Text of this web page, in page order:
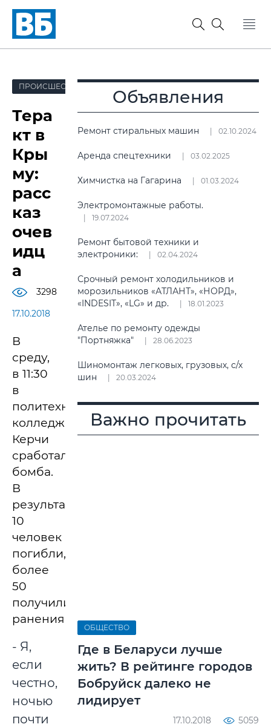
ПРОИСШЕСТВИЯ
Тера
кт в
Кры
му:
расс
каз
очев
идц
а
3298
17.10.2018
В
среду,
в 11:30
в
политехническом
колледже
Керчи
сработала
бомба.
В
результате
10
человек
погибли,
более
50
получили
ранения.
- Я,
если
честно,
ночью
почти
Объявления
Ремонт стиральных машин 02.10.2024
Аренда спецтехники 03.02.2025
Химчистка на Гагарина 01.03.2024
Электромонтажные работы.
19.07.2024
Ремонт бытовой техники и
электроники:
02.04.2024
Срочный ремонт холодильников и
морозильников «АТЛАНТ», «НОРД»,
«INDESIT», «LG» и др.
18.01.2023
Ателье по ремонту одежды
"Портняжка"
28.06.2023
Шиномонтаж легковых, грузовых, с/х
шин
20.03.2024
Важно прочитать
ОБЩЕСТВО
Где в Беларуси лучше
жить? В рейтинге городов
Бобруйск далеко не
лидирует
17.10.2018 5059